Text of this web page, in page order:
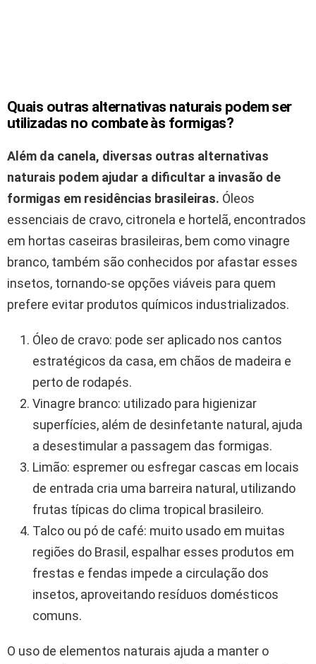
Quais outras alternativas naturais podem ser
utilizadas no combate às formigas?
Além da canela, diversas outras alternativas
naturais podem ajudar a dificultar a invasão de
formigas em residências brasileiras. Óleos
essenciais de cravo, citronela e hortelã, encontrados
em hortas caseiras brasileiras, bem como vinagre
branco, também são conhecidos por afastar esses
insetos, tornando-se opções viáveis para quem
prefere evitar produtos químicos industrializados.
Óleo de cravo: pode ser aplicado nos cantos
estratégicos da casa, em chãos de madeira e
perto de rodapés.
Vinagre branco: utilizado para higienizar
superfícies, além de desinfetante natural, ajuda
a desestimular a passagem das formigas.
Limão: espremer ou esfregar cascas em locais
de entrada cria uma barreira natural, utilizando
frutas típicas do clima tropical brasileiro.
Talco ou pó de café: muito usado em muitas
regiões do Brasil, espalhar esses produtos em
frestas e fendas impede a circulação dos
insetos, aproveitando resíduos domésticos
comuns.
O uso de elementos naturais ajuda a manter o